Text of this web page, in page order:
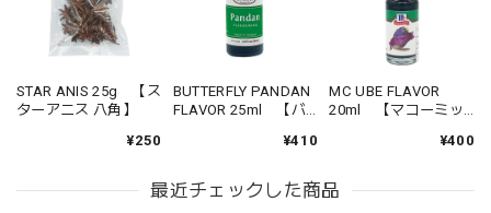
STAR ANIS 25g 【ス
ターアニス 八角】
¥250
BUTTERFLY PANDAN
FLAVOR 25ml 【バ
¥410
MC UBE FLAVOR
20ml 【マコーミッ
¥400
最近チェックした商品